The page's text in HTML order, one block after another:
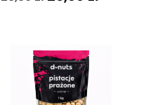
28,39 zł.